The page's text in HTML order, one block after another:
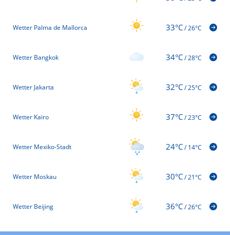
Wetter Palma de Mallorca 33°C/26°C
Wetter Bangkok 34°C/28°C
Wetter Jakarta 32°C/25°C
Wetter Kairo 37°C/23°C
Wetter Mexiko-Stadt 24°C/14°C
Wetter Moskau 30°C/21°C
Wetter Beijing 36°C/26°C